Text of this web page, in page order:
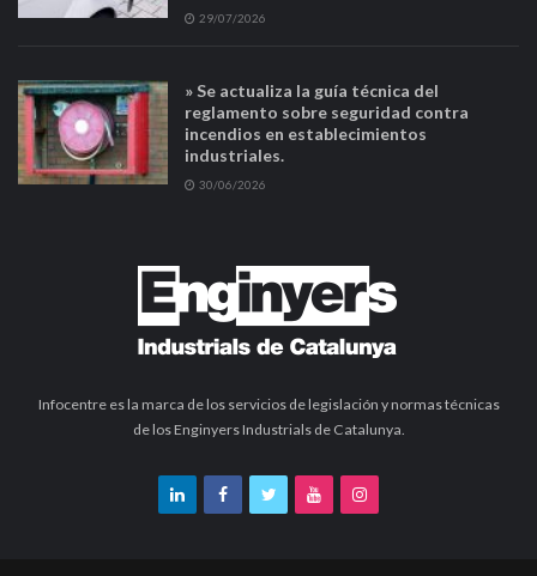
29/07/2026
» Se actualiza la guía técnica del
reglamento sobre seguridad contra
incendios en establecimientos
industriales.
30/06/2026
Infocentre es la marca de los servicios de legislación y normas técnicas
de los Enginyers Industrials de Catalunya.